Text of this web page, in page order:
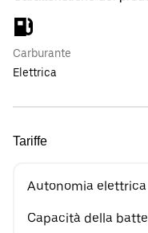
Carburante
Elettrica
Tariffe
Autonomia elettrica
Capacità della